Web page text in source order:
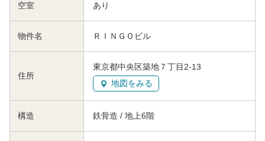
空室 あり
物件名 ＲＩＮＧＯビル
住所
東京都中央区築地７丁目2-13
地図をみる
構造 鉄骨造 / 地上6階